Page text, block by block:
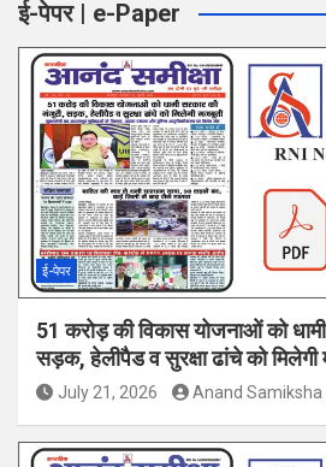
ई-पेपर | e-Paper
ई-पेपर
51 करोड़ की विकास योजनाओं को
सड़क, हेलीपैड व सुरक्षा ढांचे को मिलेगी
July 21, 2026 Anand Samiksha